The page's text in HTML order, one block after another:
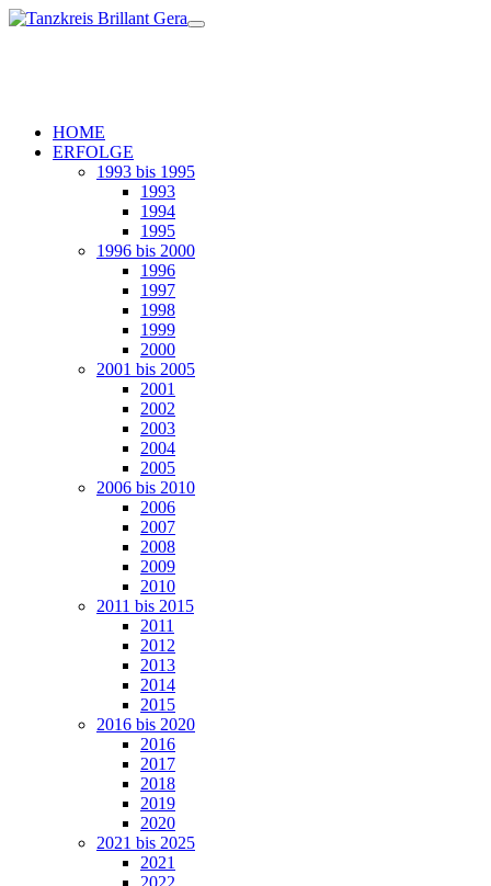
HOME
ERFOLGE
1993 bis 1995
1993
1994
1995
1996 bis 2000
1996
1997
1998
1999
2000
2001 bis 2005
2001
2002
2003
2004
2005
2006 bis 2010
2006
2007
2008
2009
2010
2011 bis 2015
2011
2012
2013
2014
2015
2016 bis 2020
2016
2017
2018
2019
2020
2021 bis 2025
2021
2022